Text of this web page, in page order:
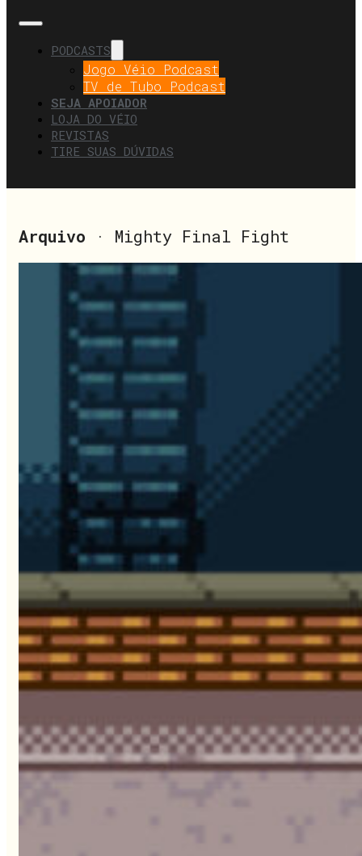
PODCASTS
Jogo Véio Podcast
TV de Tubo Podcast
SEJA APOIADOR
LOJA DO VÉIO
REVISTAS
TIRE SUAS DÚVIDAS
Arquivo · Mighty Final Fight